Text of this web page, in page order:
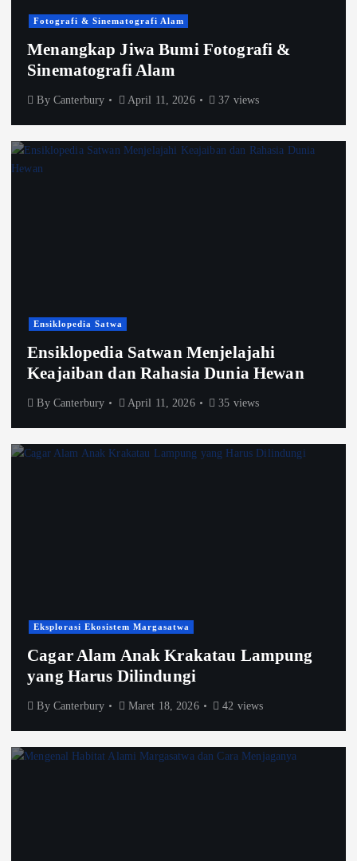
Fotografi & Sinematografi Alam
Menangkap Jiwa Bumi Fotografi &
Sinematografi Alam
By Canterbury April 11, 2026 37 views
Ensiklopedia Satwa
Ensiklopedia Satwan Menjelajahi
Keajaiban dan Rahasia Dunia Hewan
By Canterbury April 11, 2026 35 views
Eksplorasi Ekosistem Margasatwa
Cagar Alam Anak Krakatau Lampung
yang Harus Dilindungi
By Canterbury Maret 18, 2026 42 views